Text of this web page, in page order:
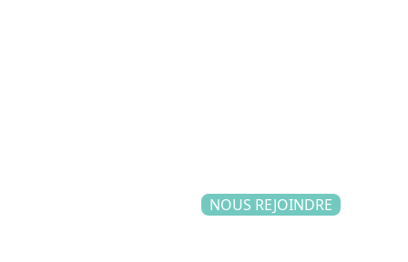
NOUS REJOINDRE